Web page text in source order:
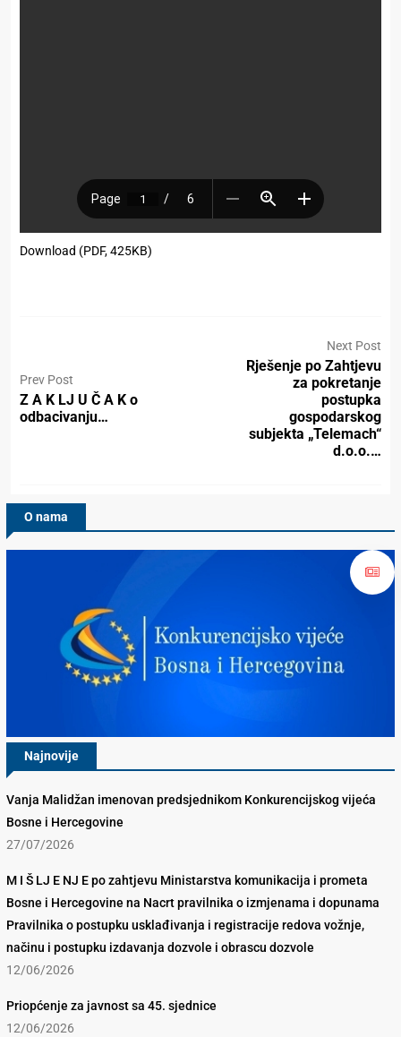
Download (PDF, 425KB)
Prev Post
Z A K LJ U Č A K o
odbacivanju…
Next Post
Rješenje po Zahtjevu
za pokretanje
postupka
gospodarskog
subjekta „Telemach“
d.o.o.…
O nama
Najnovije
Vanja Malidžan imenovan predsjednikom Konkurencijskog vijeća
Bosne i Hercegovine
27/07/2026
M I Š LJ E NJ E po zahtjevu Ministarstva komunikacija i prometa
Bosne i Hercegovine na Nacrt pravilnika o izmjenama i dopunama
Pravilnika o postupku usklađivanja i registracije redova vožnje,
načinu i postupku izdavanja dozvole i obrascu dozvole
12/06/2026
Priopćenje za javnost sa 45. sjednice
12/06/2026